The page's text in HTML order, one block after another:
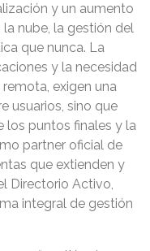
y un aumento
nube, la gestión del
que nunca. La
y la necesidad
exigen una
usuarios, sino que
los puntos finales y la
partner oficial de
que extienden y
Directorio Activo,
integral de gestión